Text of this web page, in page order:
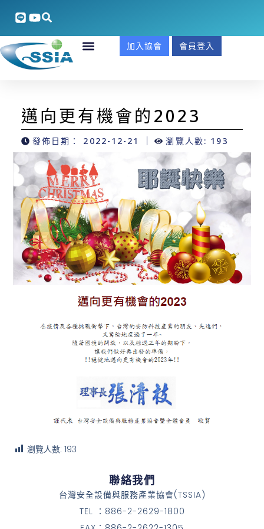
加入協會 會員登入
邁向更有機會的2023
發佈日期： 2022-12-21 瀏覽人數: 193
瀏覽人數: 193
聯絡我們
台灣安全設備與服務產業協會(TSSIA)
TEL ：886-2-2629-1800